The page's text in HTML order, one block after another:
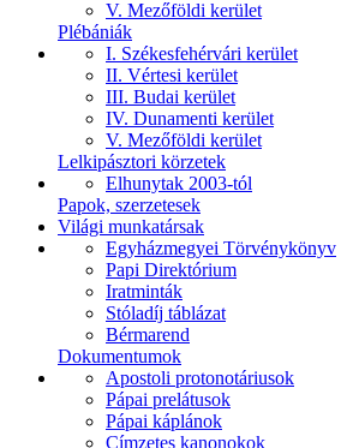
V. Mezőföldi kerület
Plébániák
I. Székesfehérvári kerület
II. Vértesi kerület
III. Budai kerület
IV. Dunamenti kerület
V. Mezőföldi kerület
Lelkipásztori körzetek
Elhunytak 2003-tól
Papok, szerzetesek
Világi munkatársak
Egyházmegyei Törvénykönyv
Papi Direktórium
Iratminták
Stóladíj táblázat
Bérmarend
Dokumentumok
Apostoli protonotáriusok
Pápai prelátusok
Pápai káplánok
Címzetes kanonokok